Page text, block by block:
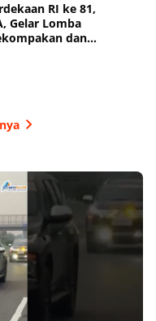
RI ke 81,
Gelar Lomba
dan